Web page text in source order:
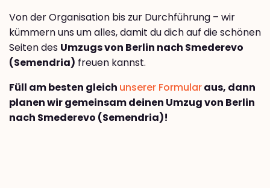
Von der Organisation bis zur Durchführung – wir
kümmern uns um alles, damit du dich auf die schönen
Seiten des Umzugs von Berlin nach Smederevo
(Semendria) freuen kannst.
Füll am besten gleich unserer Formularaus, dann
planen wir gemeinsam deinen Umzug von Berlin
nach Smederevo (Semendria)!